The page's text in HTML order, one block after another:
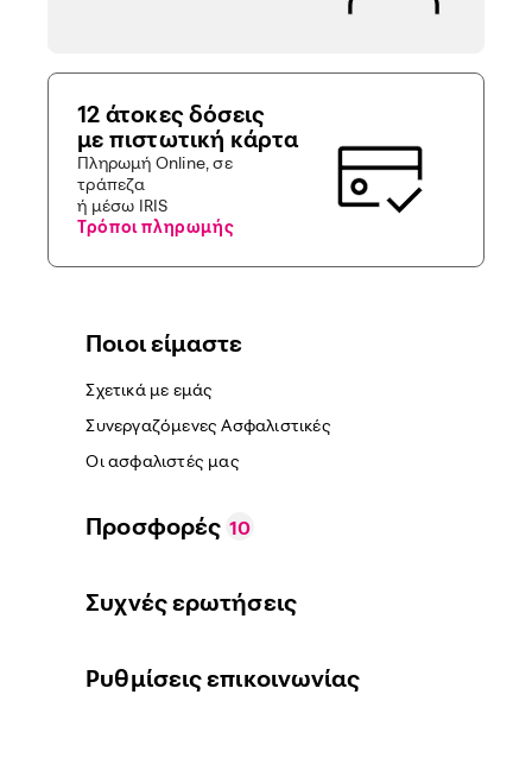
Ποιοι είμαστε
Σχετικά με εμάς
Συνεργαζόμενες Ασφαλιστικές
Οι ασφαλιστές μας
Προσφορές 10
Συχνές ερωτήσεις
Ρυθμίσεις επικοινωνίας
12 άτοκες δόσεις
με πιστωτική κάρτα
Πληρωμή Online, σε
τράπεζα
ή μέσω IRIS
Τρόποι πληρωμής